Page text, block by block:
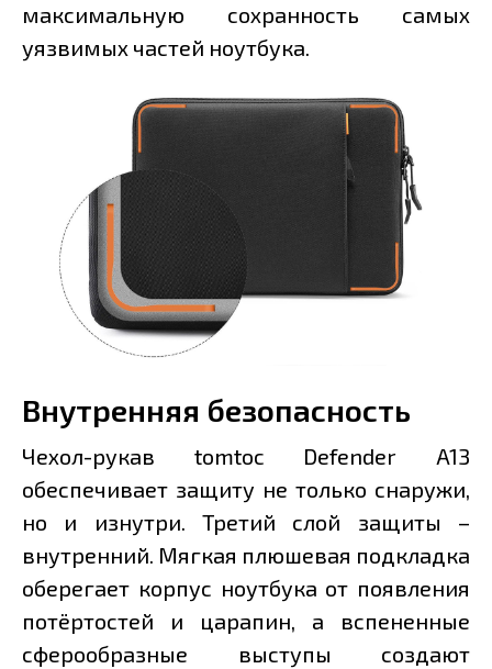
максимальную сохранность самых
уязвимых частей ноутбука.
Внутренняя безопасность
Чехол-рукав tomtoc Defender A13
обеспечивает защиту не только снаружи,
но и изнутри. Третий слой защиты –
внутренний. Мягкая плюшевая подкладка
оберегает корпус ноутбука от появления
потёртостей и царапин, а вспененные
сферообразные выступы создают